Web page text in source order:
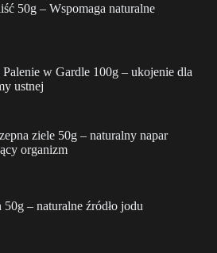
50g – Wspomaga naturalne
Palenie w Gardle 100g – ukojenie dla
ustnej
ziele 50g – naturalny napar
organizm
– naturalne źródło jodu